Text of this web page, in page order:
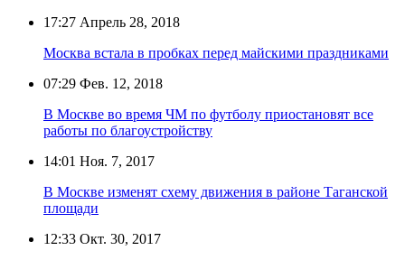
17:27 Апрель 28, 2018
Москва встала в пробках перед майскими праздниками
07:29 Фев. 12, 2018
В Москве во время ЧМ по футболу приостановят все
работы по благоустройству
14:01 Ноя. 7, 2017
В Москве изменят схему движения в районе Таганской
площади
12:33 Окт. 30, 2017